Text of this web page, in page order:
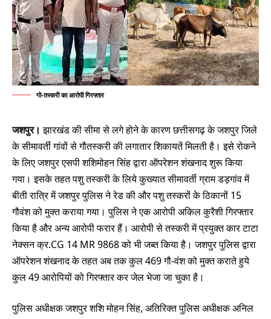
गो-तस्करी का आरोपी गिरफ्तार
जशपुर।झारखंड की सीमा से लगे होने के कारण छत्तीसगढ़ के जशपुर जिले
के सीमावर्ती गांवों से गौतस्करी की लगातार शिकायतें मिलती है। इसे रोकने
के लिए जशपुर एसपी शशिमोहन सिंह द्वारा ऑपरेशन शंखनाद शुरू किया
गया। इसके तहत पशु तस्करी के लिये कुख्यात सीमावर्ती ग्राम डड़गांव में
बीती रात्रि में जशपुर पुलिस ने रेड की और पशु तस्करों के ठिकानों 15
गौवंश को मुक्त कराया गया। पुलिस ने एक आरोपी अकिल कुरैशी गिरफ्तार
किया है और अन्य आरोपी फरार हैं। आरोपी से तस्करी में प्रयुक्त कार टाटा
नेक्सन क्र.CG 14 MR 9868 को भी जब्त किया है। जशपुर पुलिस द्वारा
ऑपरेशन शंखनाद के तहत अब तक कुल 469 गौ-वंश को मुक्त कराते हुये
कुल 49 आरोपियों को गिरफ्तार कर जेल भेजा जा चुका है।
पुलिस अधीक्षक जशपुर शशि मोहन सिंह, अतिरिक्त पुलिस अधीक्षक अनिल